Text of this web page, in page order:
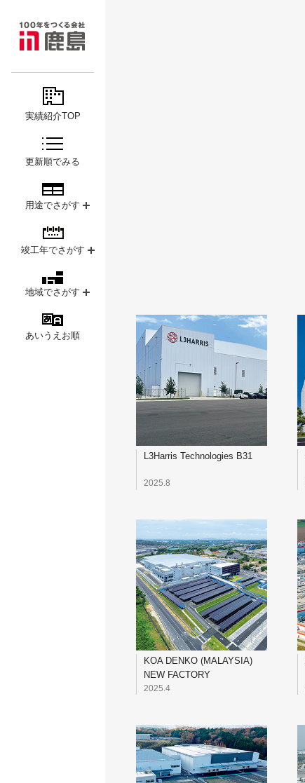
PROJECTS
実績紹介TOP
更新順でみる
用途でさがす
竣工年でさがす
地域でさがす
あいうえお順
L3Harris Technologies B31
2025.8
KOA DENKO (MALAYSIA)
NEW FACTORY
2025.4